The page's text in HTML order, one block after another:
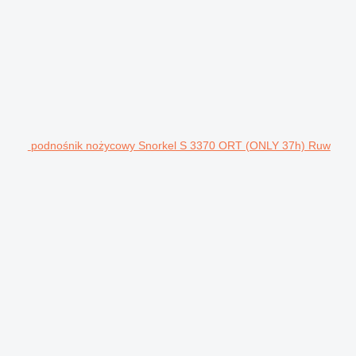
podnośnik nożycowy Snorkel S 3370 ORT (ONLY 37h) Ruw